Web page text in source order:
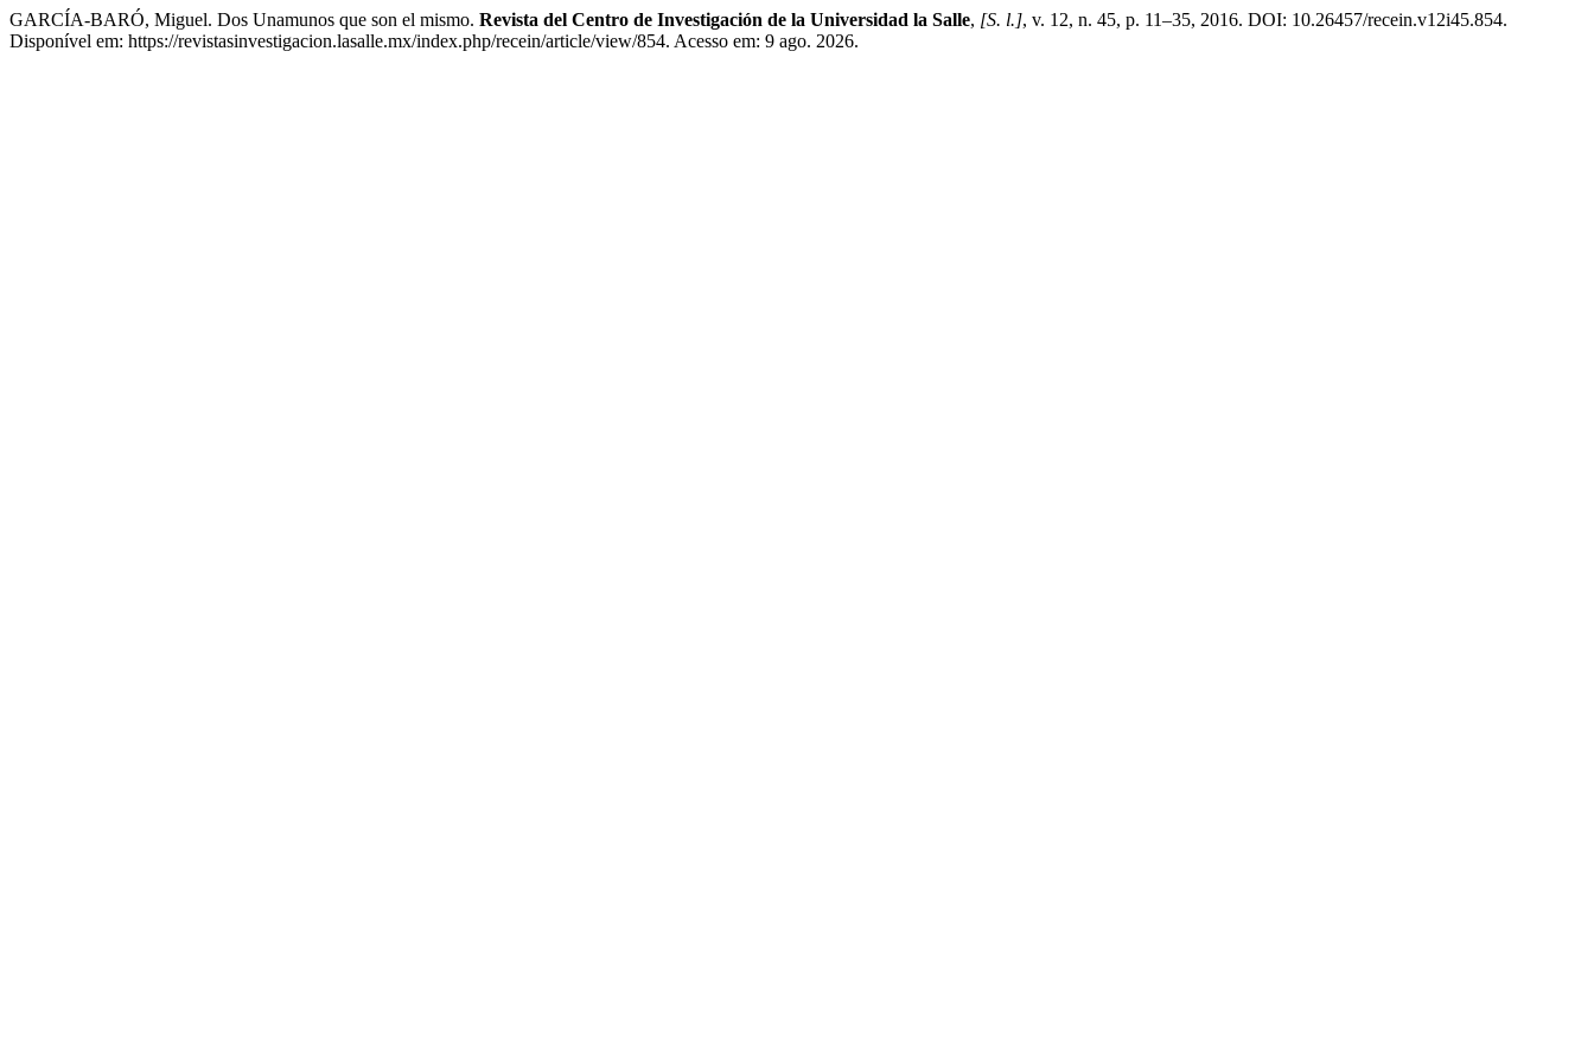
GARCÍA-BARÓ, Miguel. Dos Unamunos que son el mismo. Revista del Centro de Investigación de la Universidad la Salle, [S. l.], v. 12, n. 45, p. 11–35, 2016. DOI: 10.26457/recein.v12i45.854.
Disponível em: https://revistasinvestigacion.lasalle.mx/index.php/recein/article/view/854. Acesso em: 9 ago. 2026.